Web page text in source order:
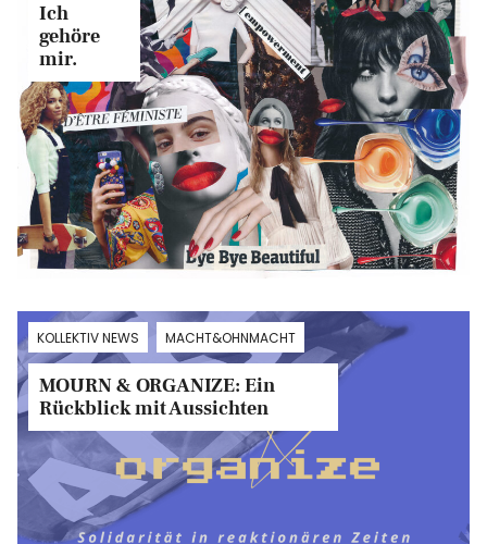
FacebookInstagram
Info
Ich
gehöre
mir.
KOLLEKTIV NEWS MACHT&OHNMACHT
MOURN & ORGANIZE: Ein
Rückblick mit Aussichten